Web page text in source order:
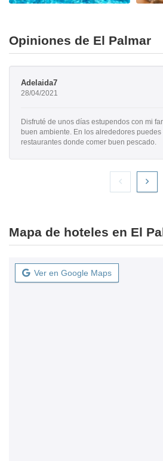
Opiniones de El Palmar
Adelaida7
28/04/2021
Disfruté de unos días estupendos con mi
buen ambiente. En los alrededores
restaurantes donde comer buen pescado.
Mapa de hoteles en El
Ver en Google Maps